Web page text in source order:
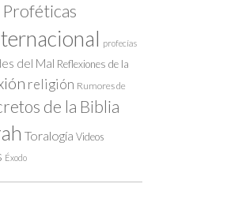
Proféticas
profecías
del Mal Reflexiones de la
religión Rumores de
de la Biblia
Toralogía Videos
Éxodo